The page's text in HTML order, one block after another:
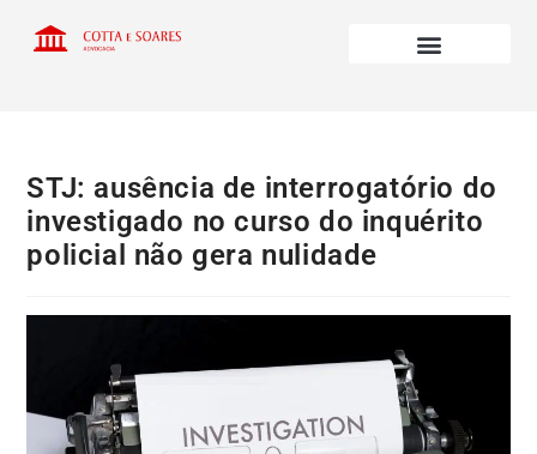
STJ: ausência de interrogatório do
investigado no curso do inquérito
policial não gera nulidade